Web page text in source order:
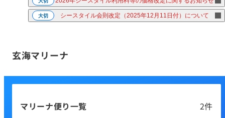
大切 シースタイル会則改定（2025年12月11日付）について
玄海マリーナ
マリーナ便り一覧 2件